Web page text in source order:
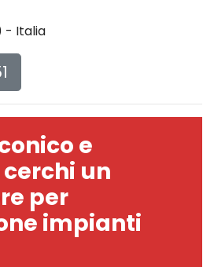
- Italia
e
un
per
impianti